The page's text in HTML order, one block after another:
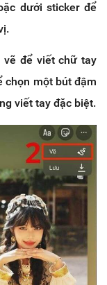
dưới sticker để
vẽ để viết chữ tay
chọn một bút đậm
viết tay đặc biệt.